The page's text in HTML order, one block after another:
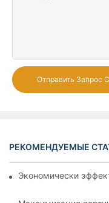
Отправить Запрос
РЕКОМЕНДУЕМЫЕ
Экономически